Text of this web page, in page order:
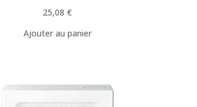
25,08€
Ajouter au panier